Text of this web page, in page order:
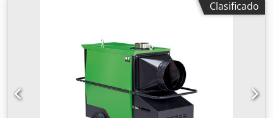
transportarse en un único contenedor y ensamblarse por
con mezcladoras de hormigón con una capacidad de
750/500 litros, que pueden ser de eje único o de tipo
planetario. En las mezcladoras de hormigón SEMIX se
utilizan materiales de desgaste NiHard4 o Hardox 450,
según la proporción de silicio de la receta del hormigón.
Todos los depósitos de almacenamiento de áridos de
SEMIX tienen forma trapezoidal curva para ofrecer una
Clasificado